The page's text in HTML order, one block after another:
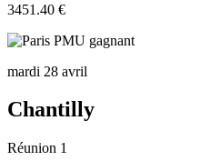
3451.40 €
mardi 28 avril
Chantilly
Réunion 1